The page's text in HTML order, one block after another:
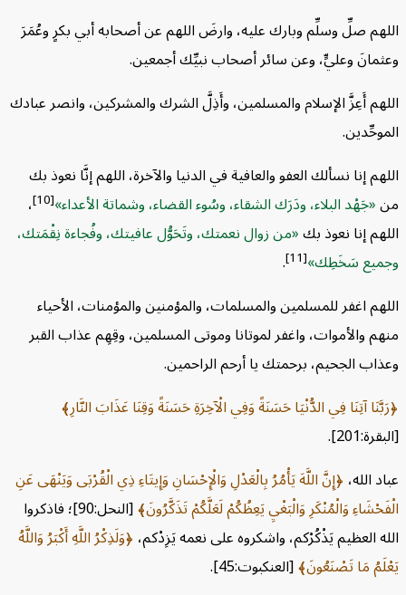
صلِّ وسلِّم وبارك عليه، وارضَ اللهم عن أصحابه أبي بكرٍ وعُمَرَ
وعليٍّ، وعن سائر أصحاب نبيِّك أجمعين.
أَعِزَّ الإسلام والمسلمين، وأَذِلَّ الشرك والمشركين، وانصر عبادك
إنا نسألك العفو والعافية في الدنيا والآخرة، اللهم إنَّا نعوذ بك
جَهْد البلاء، ودَرَك الشقاء، وسُوء القضاء، وشماتة الأعداء [10]
،
إنا نعوذ بك من زوال نعمتك، وتَحَوُّل عافيتك، وفُجاءة نِقْمَتك،
سَخَطِك [11]
.
اغفر للمسلمين والمسلمات، والمؤمنين والمؤمنات، الأحياء
والأموات، واغفر لموتانا وموتى المسلمين، وقِهِم عذاب القبر
الجحيم، برحمتك يا أرحم الراحمين.
رَبَّنَا آتِنَا فِي الدُّنْيَا حَسَنَةً وَفِي الْآخِرَةِ حَسَنَةً وَقِنَا عَذَابَ النَّارِ
الله، إِنَّ اللَّهَ يَأْمُرُ بِالْعَدْلِ وَالْإِحْسَانِ وَإِيتَاءِ ذِي الْقُرْبَى وَيَنْهَى عَنِ
وَالْمُنْكَرِ وَالْبَغْيِ يَعِظُكُمْ لَعَلَّكُمْ تَذَكَّرُونَ
[النحل:90]؛ فاذكروا
العظيم يَذْكُرْكم، واشكروه على نعمه يَزِدْكم، وَلَذِكْرُ اللَّهِ أَكْبَرُ وَاللَّهُ
مَا تَصْنَعُونَ [العنكبوت:45].